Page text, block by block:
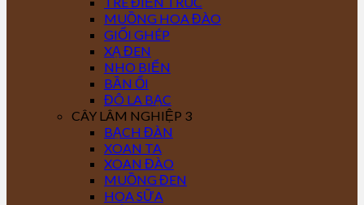
MUỒNG HOA ĐÀO
GIỔI GHÉP
XẠ ĐEN
NHO BIỂN
BẦN ỔI
ĐÔ LA BẠC
CÂY LÂM NGHIỆP 3
BẠCH ĐÀN
XOAN TA
XOAN ĐÀO
MUỒNG ĐEN
HOA SỮA